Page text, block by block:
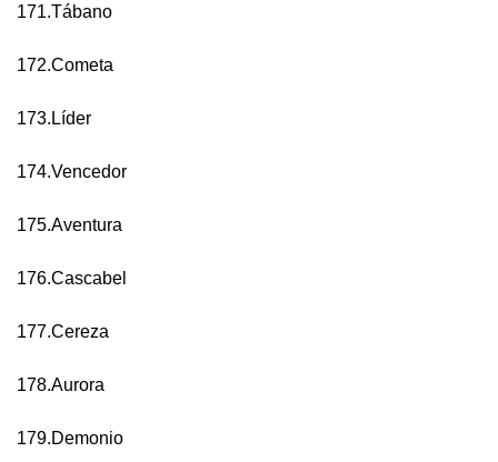
171.Tábano
172.Cometa
173.Líder
174.Vencedor
175.Aventura
176.Cascabel
177.Cereza
178.Aurora
179.Demonio